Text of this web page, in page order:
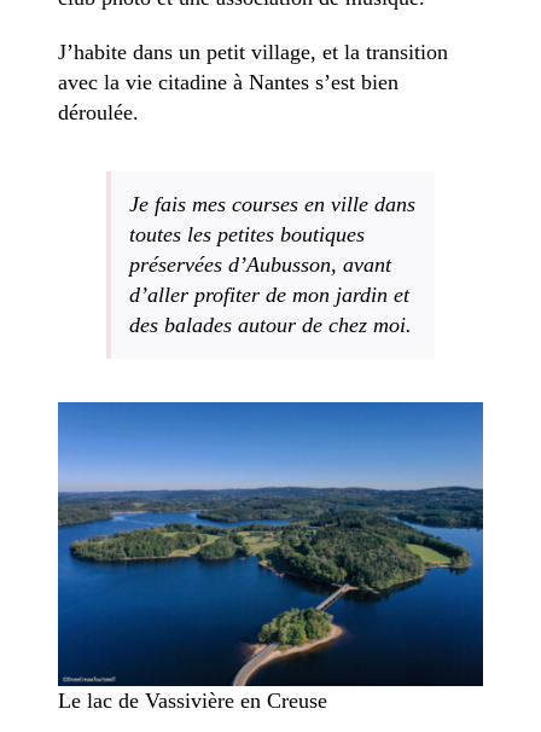
J’habite dans un petit village, et la transition
avec la vie citadine à Nantes s’est bien
déroulée.
Je fais mes courses en ville dans
toutes les petites boutiques
préservées d’Aubusson, avant
d’aller profiter de mon jardin et
des balades autour de chez moi.
Le lac de Vassivière en Creuse